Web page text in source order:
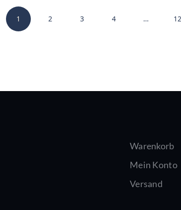
1 2 3 4 … 12
Warenkorb
Mein Konto
Versand